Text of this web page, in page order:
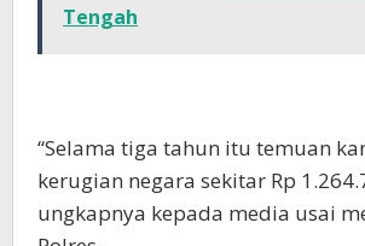
Tengah
“Selama tiga tahun itu temuan
kerugian negara sekitar Rp
ungkapnya kepada media usai